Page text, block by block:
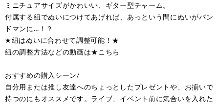
ミニチュアサイズがかわいい、ギター型チャーム。
付属する紐でぬいにつけてあげれば、あっという間にぬいがバン
ドマンに…！？
★紐はぬいに合わせて調整可能！★
紐の調整方法などの動画は★こちら
おすすめの購入シーン/
自分用または推し友達へのちょっとしたプレゼントや、お揃いで
持つのにもオススメです。ライブ、イベント前に気合いを入れた